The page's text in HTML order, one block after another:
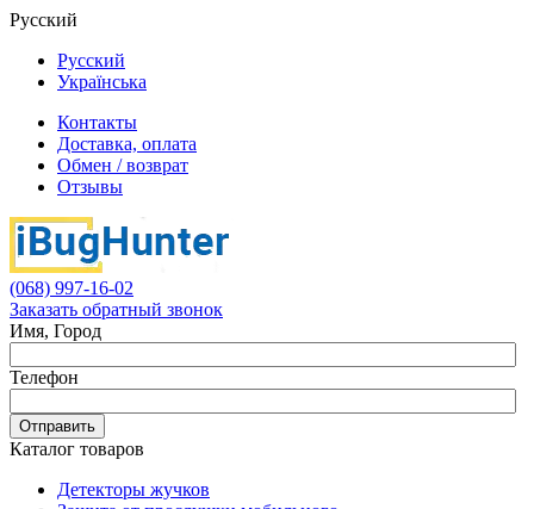
Русский
Русский
Українська
Контакты
Доставка, оплата
Обмен / возврат
Отзывы
(068) 997-16-02
Заказать обратный звонок
Имя, Город
Телефон
Отправить
Каталог товаров
Детекторы жучков